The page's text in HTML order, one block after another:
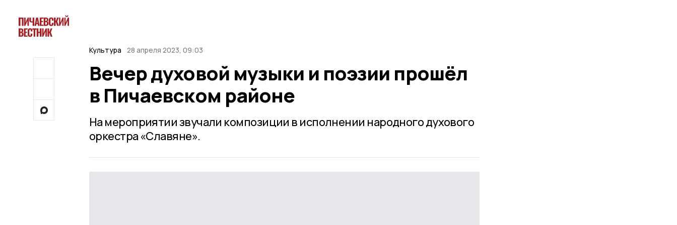
Культура 28 апреля 2023, 09:03
Вечер духовой музыки и поэзии прошёл
в Пичаевском районе
На мероприятии звучали композиции в исполнении народного духового
оркестра «Славяне».